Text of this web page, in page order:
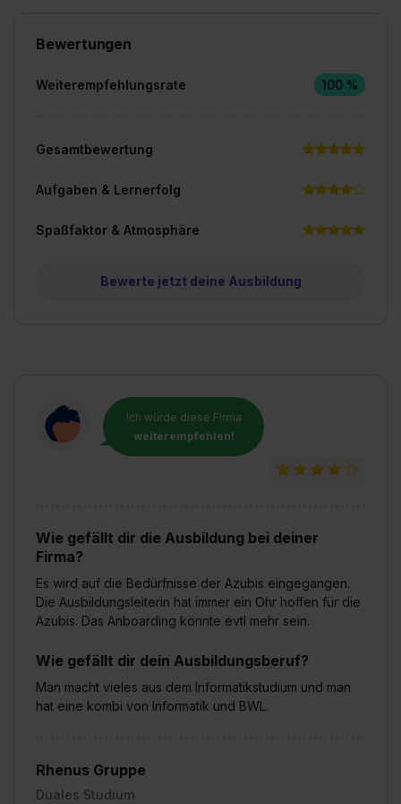
Ich würde diese Firma
weiterempfehlen!
Wie gefällt dir die Ausbildung bei deiner
Firma?
Es wird auf die Bedürfnisse der Azubis eingegangen.
Die Ausbildungsleiterin hat immer ein Ohr hoffen für die
Azubis. Das Anboarding könnte evtl mehr sein.
Wie gefällt dir dein Ausbildungsberuf?
Man macht vieles aus dem Informatikstudium und man
hat eine kombi von Informatik und BWL.
Rhenus Gruppe
Duales Studium
Bewertungen
Weiterempfehlungsrate 100 %
Gesamtbewertung
Aufgaben & Lernerfolg
Spaßfaktor & Atmosphäre
Bewerte jetzt deine Ausbildung